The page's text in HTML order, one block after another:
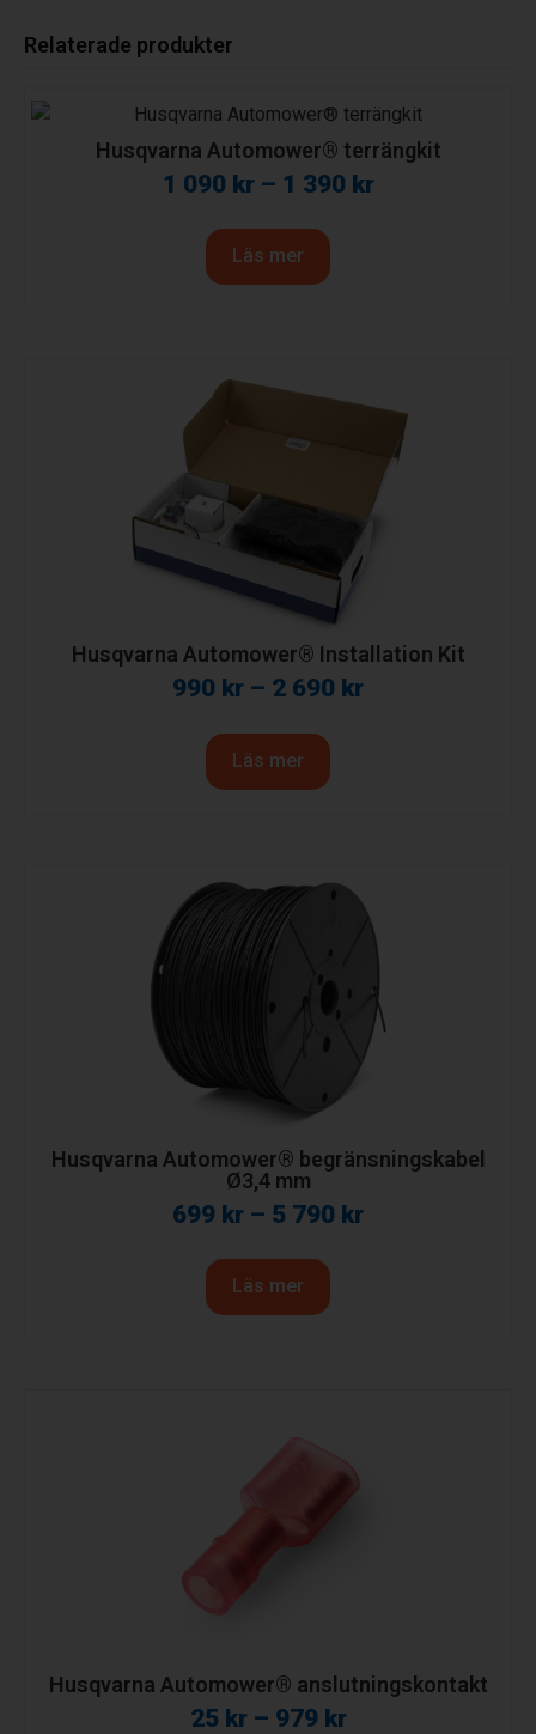
Relaterade produkter
Husqvarna Automower® terrängkit
1 090 kr– 1 390 kr
Läs mer
Husqvarna Automower® Installation Kit
990 kr – 2 690 kr
Läs mer
Husqvarna Automower® begränsningskabel
Ø3,4 mm
699 kr – 5 790 kr
Läs mer
Husqvarna Automower® anslutningskontakt
25 kr– 979 kr